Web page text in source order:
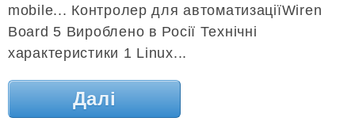
mobile... Контролер для автоматизаціїWiren
Board 5 Вироблено в Росії Технічні
характеристики 1 Linux...
Далі